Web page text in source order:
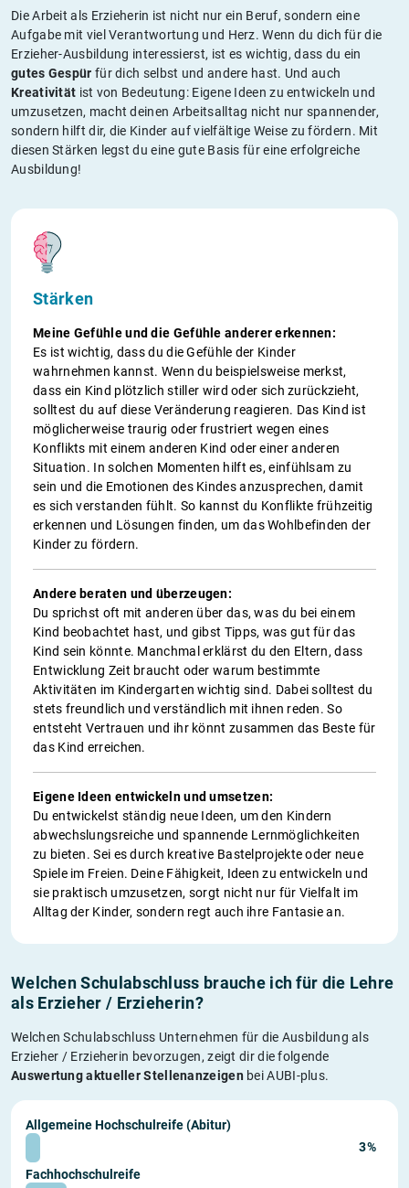
Die Arbeit als Erzieherin ist nicht nur ein Beruf, sondern eine
Aufgabe mit viel Verantwortung und Herz. Wenn du dich für die
Erzieher-Ausbildung interessierst, ist es wichtig, dass du ein
gutes Gespür für dich selbst und andere hast. Und auch
Kreativität ist von Bedeutung: Eigene Ideen zu entwickeln und
umzusetzen, macht deinen Arbeitsalltag nicht nur spannender,
sondern hilft dir, die Kinder auf vielfältige Weise zu fördern. Mit
diesen Stärken legst du eine gute Basis für eine erfolgreiche
Ausbildung!
Stärken
Meine Gefühle und die Gefühle anderer erkennen:
Es ist wichtig, dass du die Gefühle der Kinder
wahrnehmen kannst. Wenn du beispielsweise merkst,
dass ein Kind plötzlich stiller wird oder sich zurückzieht,
solltest du auf diese Veränderung reagieren. Das Kind ist
möglicherweise traurig oder frustriert wegen eines
Konflikts mit einem anderen Kind oder einer anderen
Situation. In solchen Momenten hilft es, einfühlsam zu
sein und die Emotionen des Kindes anzusprechen, damit
es sich verstanden fühlt. So kannst du Konflikte frühzeitig
erkennen und Lösungen finden, um das Wohlbefinden der
Kinder zu fördern.
Andere beraten und überzeugen:
Du sprichst oft mit anderen über das, was du bei einem
Kind beobachtet hast, und gibst Tipps, was gut für das
Kind sein könnte. Manchmal erklärst du den Eltern, dass
Entwicklung Zeit braucht oder warum bestimmte
Aktivitäten im Kindergarten wichtig sind. Dabei solltest du
stets freundlich und verständlich mit ihnen reden. So
entsteht Vertrauen und ihr könnt zusammen das Beste für
das Kind erreichen.
Eigene Ideen entwickeln und umsetzen:
Du entwickelst ständig neue Ideen, um den Kindern
abwechslungsreiche und spannende Lernmöglichkeiten
zu bieten. Sei es durch kreative Bastelprojekte oder neue
Spiele im Freien. Deine Fähigkeit, Ideen zu entwickeln und
sie praktisch umzusetzen, sorgt nicht nur für Vielfalt im
Alltag der Kinder, sondern regt auch ihre Fantasie an.
Welchen Schulabschluss brauche ich für die Lehre
als Erzieher / Erzieherin?
Welchen Schulabschluss Unternehmen für die Ausbildung als
Erzieher / Erzieherin bevorzugen, zeigt dir die folgende
Auswertung aktueller Stellenanzeigen bei AUBI-plus.
Allgemeine Hochschulreife (Abitur)
3%
Fachhochschulreife